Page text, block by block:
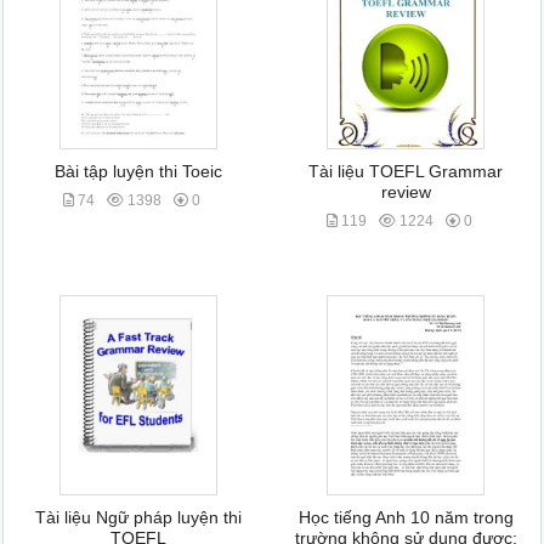
Bài tập luyện thi Toeic
74 1398 0
Tài liệu TOEFL Grammar
review
119 1224 0
Tài liệu Ngữ pháp luyện thi
TOEFL
Học tiếng Anh 10 năm trong
trường không sử dụng được: